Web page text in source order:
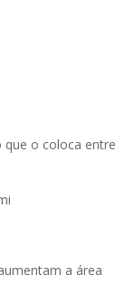
que o coloca
a área